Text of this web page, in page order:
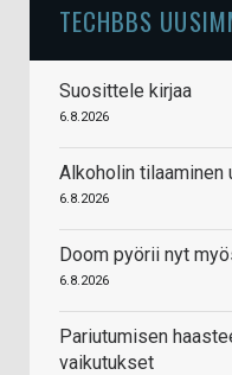
TECHBBS
Suosittele kirjaa
6.8.2026
Alkoholin tilaaminen
6.8.2026
Doom pyörii nyt
6.8.2026
Pariutumisen
vaikutukset